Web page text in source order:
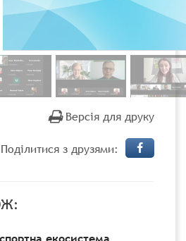
Версія для друку
з друзями: